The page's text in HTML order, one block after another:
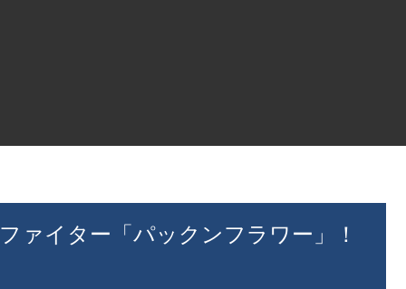
ァイター「パックンフラワー」！